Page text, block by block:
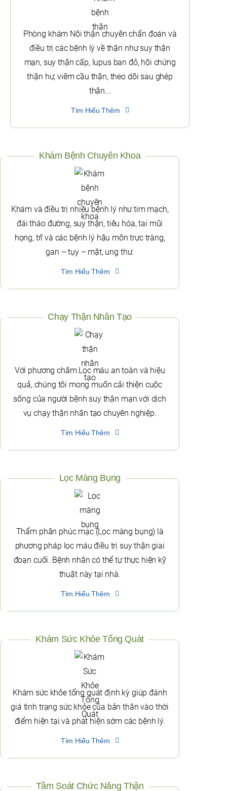
Phòng khám Nội thận chuyên chẩn đoán và
điều trị các bệnh lý về thận như suy thận
mạn, suy thận cấp, lupus ban đỏ, hội chứng
thận hư, viêm cầu thận, theo dõi sau ghép
thận...
Tìm Hiểu Thêm
Khám Bệnh Chuyên Khoa
Khám và điều trị nhiều bệnh lý như tim mạch,
đái tháo đường, suy thận, tiêu hóa, tai mũi
họng, trĩ và các bệnh lý hậu môn trực tràng,
gan – tụy – mật, ung thư.
Tìm Hiểu Thêm
Chạy Thận Nhân Tạo
Với phương châm Lọc máu an toàn và hiệu
quả, chúng tôi mong muốn cải thiện cuộc
sống của người bệnh suy thận mạn với dịch
vụ chạy thận nhân tạo chuyên nghiệp.
Tìm Hiểu Thêm
Lọc Màng Bụng
Thẩm phân phúc mạc (Lọc màng bụng) là
phương pháp lọc máu điều trị suy thận giai
đoạn cuối. Bệnh nhân có thể tự thực hiện kỹ
thuật này tại nhà.
Tìm Hiểu Thêm
Khám Sức Khỏe Tổng Quát
Khám sức khỏe tổng quát định kỳ giúp đánh
giá tình trạng sức khỏe của bản thân vào thời
điểm hiện tại và phát hiện sớm các bệnh lý.
Tìm Hiểu Thêm
Tầm Soát Chức Năng Thận